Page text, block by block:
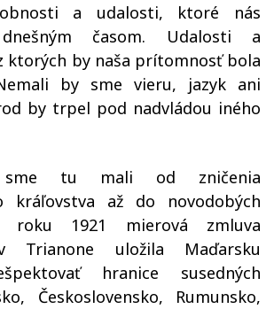
a udalosti, ktoré nás
časom. Udalosti a
ktorých by naša prítomnosť bola
by sme vieru, jazyk ani
by trpel pod nadvládou iného
tu mali od zničenia
kráľovstva až do novodobých
1921 mierová zmluva
Trianone uložila Maďarsku
hranice susedných
Československo, Rumunsko,